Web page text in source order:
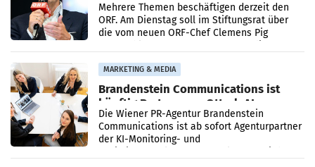
Mehrere Themen beschäftigen derzeit den
ORF. Am Dienstag soll im Stiftungsrat über
die vom neuen ORF-Chef Clemens Pig
MARKETING & MEDIA
Brandenstein Communications ist
künftig Partner von OtterlyAI
Die Wiener PR-Agentur Brandenstein
Communications ist ab sofort Agenturpartner
der KI-Monitoring- und